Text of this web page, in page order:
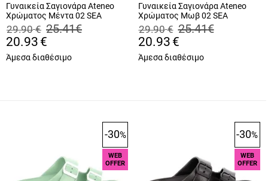
Γυναικεία Σαγιονάρα Ateneo
Χρώματος Μέντα 02 SEA
SANDALS.MI
29.90 € 25.41€
20.93 €
Άμεσα διαθέσιμο
Γυναικεία Σαγιονάρα Ateneo
Χρώματος Μωβ 02 SEA
SANDALS.PU
29.90 € 25.41€
20.93 €
Άμεσα διαθέσιμο
-30%
WEB
OFFER
-30%
WEB
OFFER